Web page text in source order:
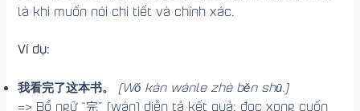
là khi muốn nói chi tiết và chính xác.
Ví dụ:
我看完了这本书。
(Wǒ kàn wánle zhè běn shū.)
=> Bổ ngữ “完” (wán) diễn tả kết quả: đọc xong cuốn